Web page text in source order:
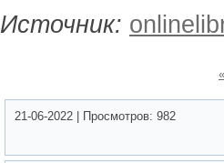
Источник:
21-06-2022 Просмотров: 982